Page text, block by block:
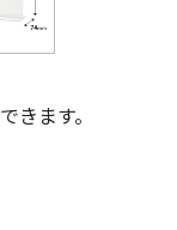
きます。